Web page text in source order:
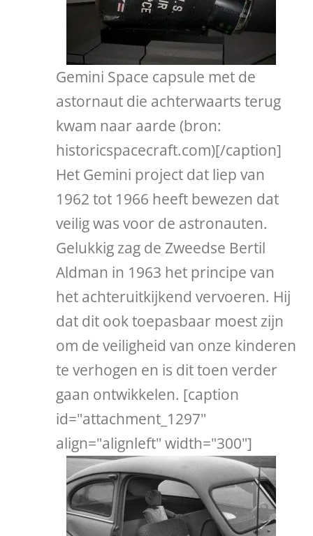
Gemini Space capsule met de
astornaut die achterwaarts terug
kwam naar aarde (bron:
historicspacecraft.com)[/caption]
Het Gemini project dat liep van
1962 tot 1966 heeft bewezen dat
veilig was voor de astronauten.
Gelukkig zag de Zweedse Bertil
Aldman in 1963 het principe van
het achteruitkijkend vervoeren. Hij
dat dit ook toepasbaar moest zijn
om de veiligheid van onze kinderen
te verhogen en is dit toen verder
gaan ontwikkelen. [caption
id="attachment_1297"
align="alignleft" width="300"]